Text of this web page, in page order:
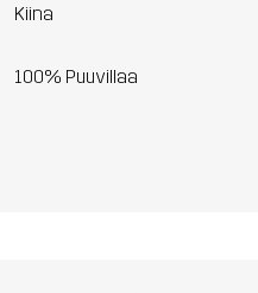
Kiina
100% Puuvillaa